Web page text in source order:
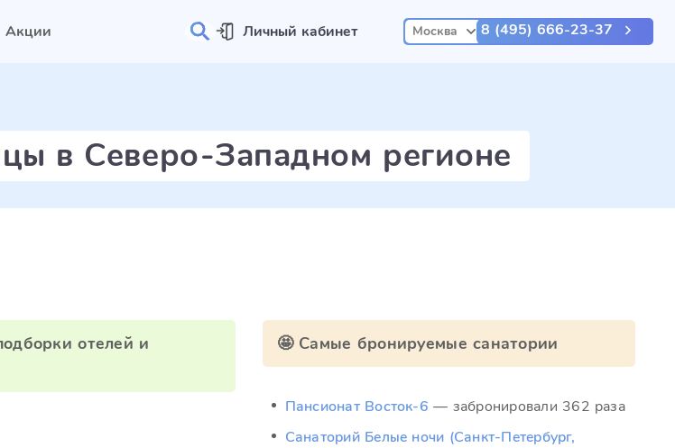
Акции Личный кабинет Москва 8 (495) 666-23-37
в Северо-Западном регионе
отелей и
🤩 Самые бронируемые санатории
Пансионат Восток-6 — забронировали 362 раза
Санаторий Белые ночи (Санкт-Петербург,